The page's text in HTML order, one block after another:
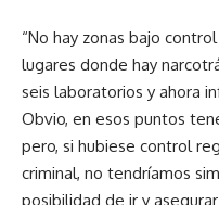
“No hay zonas bajo
lugares donde hay
seis laboratorios y ahora
Obvio, en esos puntos
pero, si hubiese control
criminal, no tendríamos
posibilidad de ir y